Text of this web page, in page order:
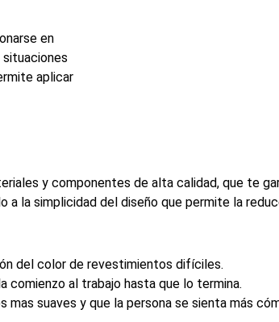
en
aplicar
y componentes de alta calidad, que te
la simplicidad del diseño que permite la
del color de revestimientos difíciles.
comienzo al trabajo hasta que lo termina.
suaves y que la persona se sienta más